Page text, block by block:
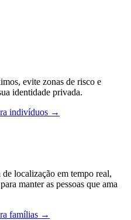
evite zonas de risco e
identidade privada.
indivíduos →
localização em tempo real,
manter as pessoas que ama
famílias →